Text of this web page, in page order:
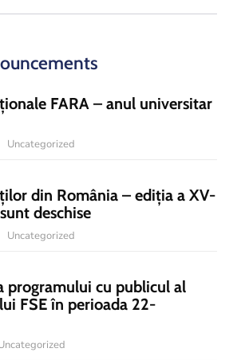
FARA – anul universitar
Uncategorized
din România – ediția a XV-
deschise
Uncategorized
programului cu publicul al
FSE în perioada 22-